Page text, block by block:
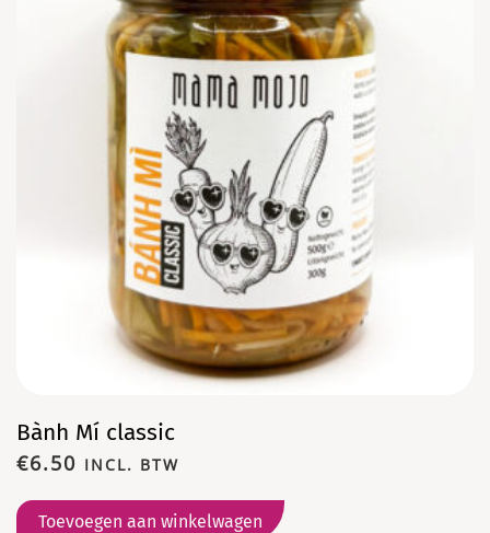
Bành Mí classic
€6.50 INCL. BTW
Toevoegen aan winkelwagen